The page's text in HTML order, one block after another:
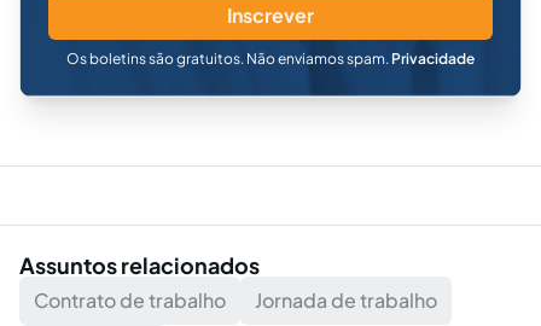
Inscrever
Os boletins são gratuitos. Não enviamos spam. Privacidade
Assuntos relacionados
Contrato de trabalho
Jornada de trabalho